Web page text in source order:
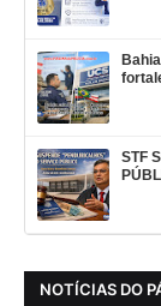
STF
NOTÍCIAS DO